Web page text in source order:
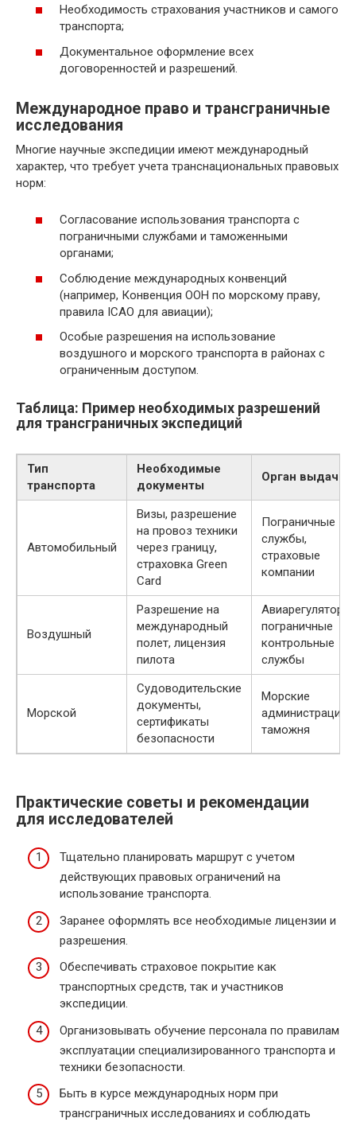
Необходимость страхования участников и самого
транспорта;
Документальное оформление всех
договоренностей и разрешений.
Международное право и трансграничные
исследования
Многие научные экспедиции имеют международный
характер, что требует учета транснациональных правовых
норм:
Согласование использования транспорта с
пограничными службами и таможенными
органами;
Соблюдение международных конвенций
(например, Конвенция ООН по морскому праву,
правила ICAO для авиации);
Особые разрешения на использование
воздушного и морского транспорта в районах с
ограниченным доступом.
Таблица: Пример необходимых разрешений
для трансграничных экспедиций
Тип
транспорта
Необходимые
документы
Орган выдачи
Автомобильный
Визы, разрешение
на провоз техники
через границу,
страховка Green
Card
Пограничные
службы,
страховые
компании
Воздушный
Разрешение на
международный
полет, лицензия
пилота
Авиарегуляторы,
пограничные
контрольные
службы
Морской
Судоводительские
документы,
сертификаты
безопасности
Морские
администрации,
таможня
Практические советы и рекомендации
для исследователей
Тщательно планировать маршрут с учетом
действующих правовых ограничений на
использование транспорта.
Заранее оформлять все необходимые лицензии и
разрешения.
Обеспечивать страховое покрытие как
транспортных средств, так и участников
экспедиции.
Организовывать обучение персонала по правилам
эксплуатации специализированного транспорта и
техники безопасности.
Быть в курсе международных норм при
трансграничных исследованиях и соблюдать